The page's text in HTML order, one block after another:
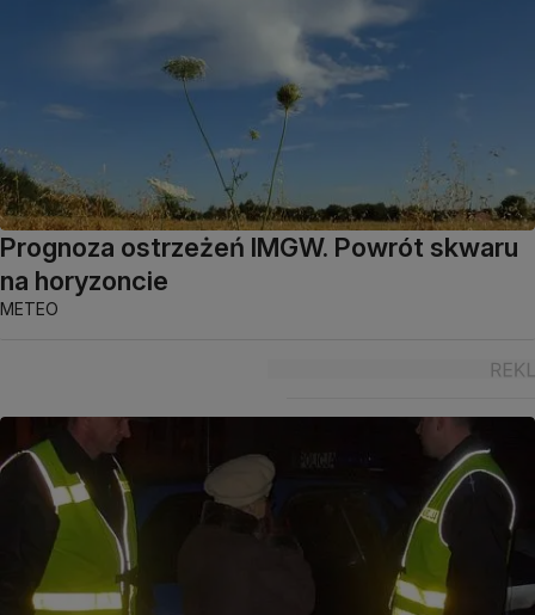
Prognoza ostrzeżeń IMGW. Powrót skwaru
na horyzoncie
METEO